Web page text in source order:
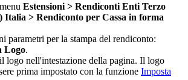
Estensioni > Rendiconti Enti Terzo
Italia > Rendiconto per Cassa in forma
parametri per la stampa del rendiconto:
Logo.
logo nell'intestazione della pagina. Il logo
prima impostato con la funzione Imposta